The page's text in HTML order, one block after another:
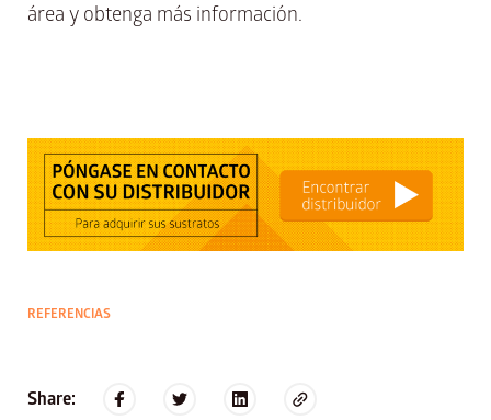
área y obtenga más información.
REFERENCIAS
Share: